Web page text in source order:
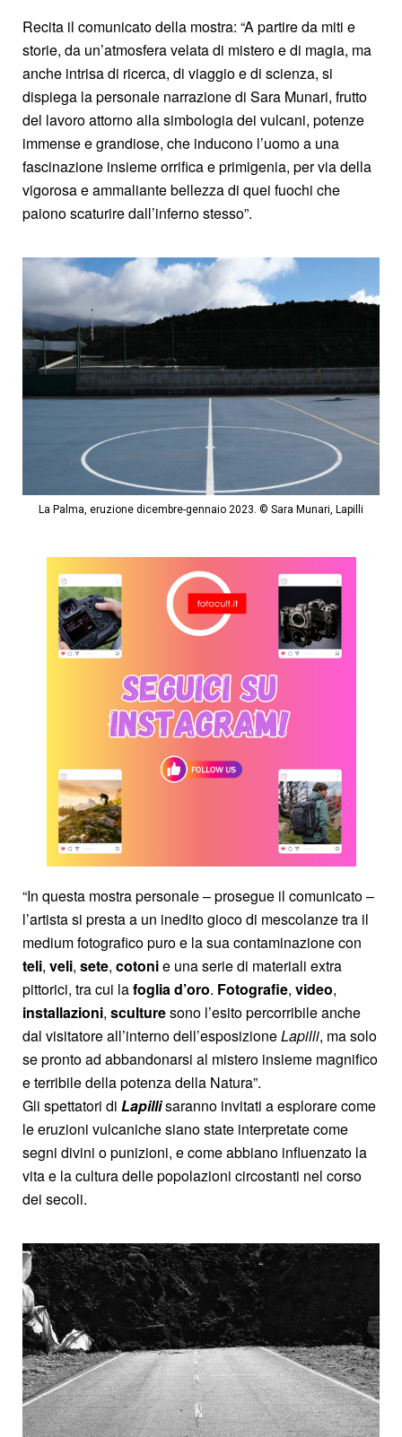
Recita il comunicato della mostra: “A partire da miti e
storie, da un’atmosfera velata di mistero e di magia, ma
anche intrisa di ricerca, di viaggio e di scienza, si
dispiega la personale narrazione di Sara Munari, frutto
del lavoro attorno alla simbologia dei vulcani, potenze
immense e grandiose, che inducono l’uomo a una
fascinazione insieme orrifica e primigenia, per via della
vigorosa e ammaliante bellezza di quei fuochi che
paiono scaturire dall’inferno stesso”.
La Palma, eruzione dicembre-gennaio 2023. © Sara Munari, Lapilli
“In questa mostra personale – prosegue il comunicato –
l’artista si presta a un inedito gioco di mescolanze tra il
medium fotografico puro e la sua contaminazione con
teli, veli, sete, cotonie una serie di materiali extra
pittorici, tra cui lafoglia d’oro. Fotografie, video,
installazioni, sculturesono l’esito percorribile anche
dal visitatore all’interno dell’esposizioneLapilli, ma solo
se pronto ad abbandonarsi al mistero insieme magnifico
e terribile della potenza della Natura”.
Gli spettatori di Lapillisaranno invitati a esplorare come
le eruzioni vulcaniche siano state interpretate come
segni divini o punizioni, e come abbiano influenzato la
vita e la cultura delle popolazioni circostanti nel corso
dei secoli.